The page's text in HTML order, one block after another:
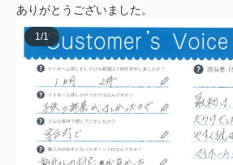
ありがとうございました。
1/1